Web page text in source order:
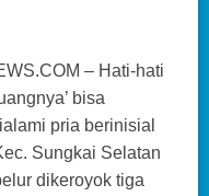
– Hati-hati
bisa
pria berinisial
Sungkai Selatan
dikeroyok tiga